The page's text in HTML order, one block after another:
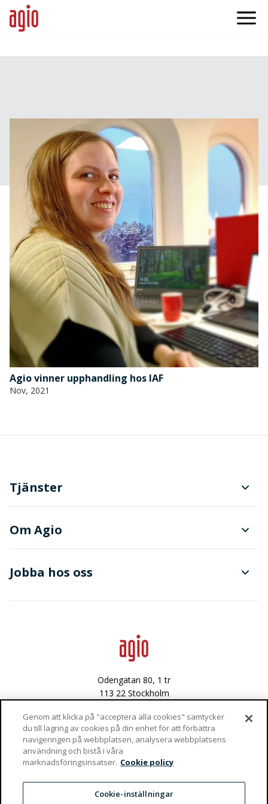
Agio vinner upphandling hos IAF
Nov, 2021
Tjänster
Planering och produktionsstyrning
Om Agio
Finanser
Data & integritet
Jobba hos oss
Odengatan 80, 1 tr
113 22 Stockholm
Västra Varvsgatan 3
972 36 Luleå
Vaktgatan 4
981 47 Kiruna
Genom att klicka på "acceptera alla cookies" samtycker
du till lagring av cookies på din enhet för att förbättra
navigeringen på webbplatsen, analysera webbplatsens
användning och bistå i våra
marknadsföringsinsatser. Cookie policy
Cookie-inställningar